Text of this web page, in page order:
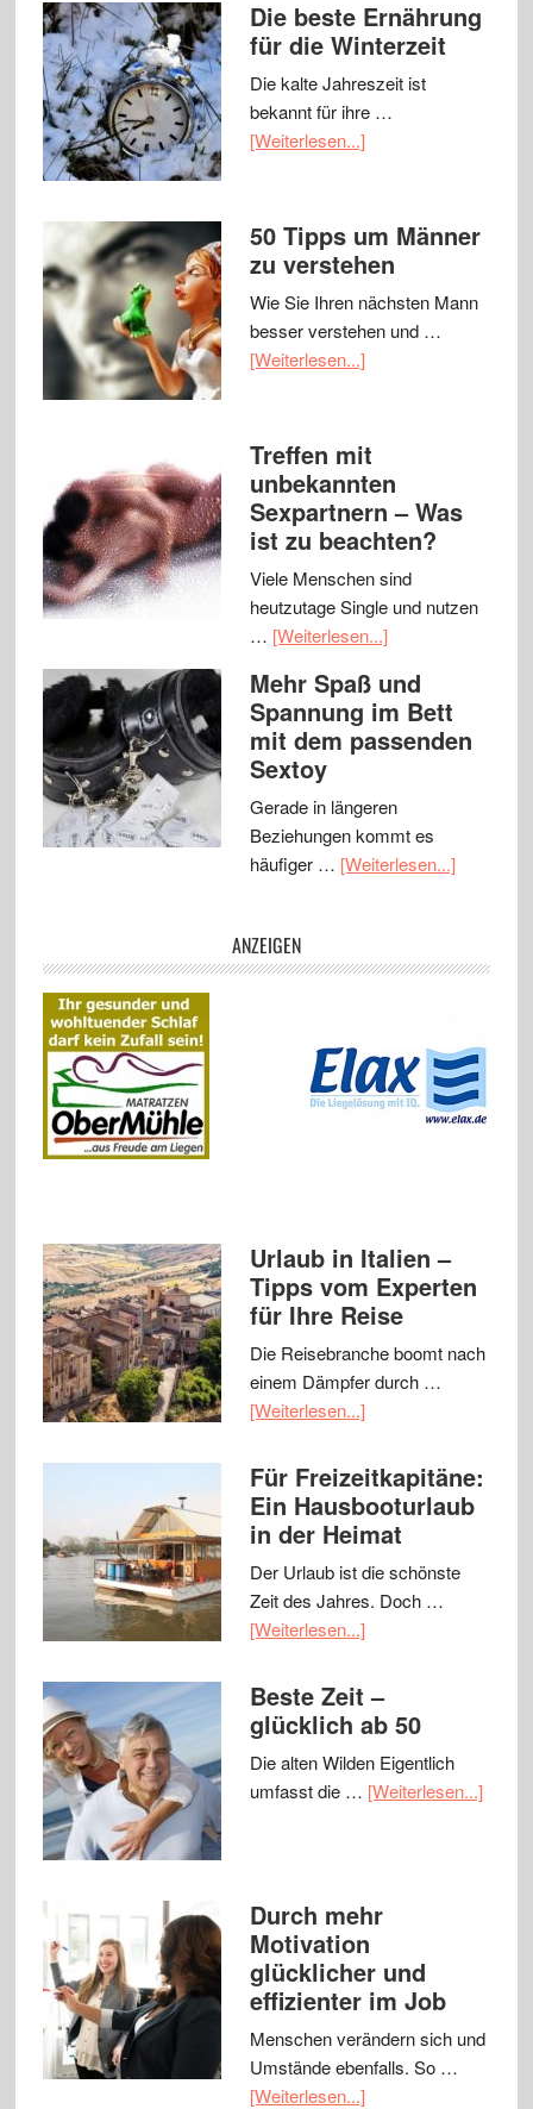
Die beste Ernährung
für die Winterzeit
Die kalte Jahreszeit ist
bekannt für ihre …
[Weiterlesen...]
50 Tipps um Männer
zu verstehen
Wie Sie Ihren nächsten Mann
besser verstehen und …
[Weiterlesen...]
Treffen mit
unbekannten
Sexpartnern – Was
ist zu beachten?
Viele Menschen sind
heutzutage Single und nutzen
… [Weiterlesen...]
Mehr Spaß und
Spannung im Bett
mit dem passenden
Sextoy
Gerade in längeren
Beziehungen kommt es
häufiger … [Weiterlesen...]
ANZEIGEN
Urlaub in Italien –
Tipps vom Experten
für Ihre Reise
Die Reisebranche boomt nach
einem Dämpfer durch …
[Weiterlesen...]
Für Freizeitkapitäne:
Ein Hausbooturlaub
in der Heimat
Der Urlaub ist die schönste
Zeit des Jahres. Doch …
[Weiterlesen...]
Beste Zeit –
glücklich ab 50
Die alten Wilden Eigentlich
umfasst die … [Weiterlesen...]
Durch mehr
Motivation
glücklicher und
effizienter im Job
Menschen verändern sich und
Umstände ebenfalls. So …
[Weiterlesen...]